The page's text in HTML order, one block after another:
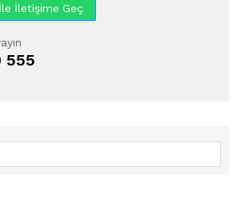
İletişime Geç
555